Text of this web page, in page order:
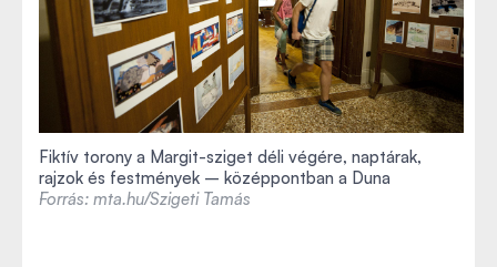
Fiktív torony a Margit-sziget déli végére, naptárak,
rajzok és festmények – középpontban a Duna
Forrás: mta.hu/Szigeti Tamás